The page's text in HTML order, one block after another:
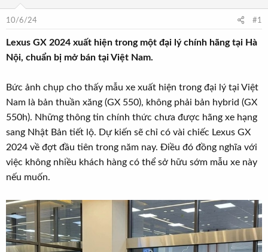
t
t
r
t
ầ
10/6/24 #1
Lexus GX 2024 xuất hiện trong một đại lý chính hãng tại Hà
Nội, chuẩn bị mở bán tại Việt Nam.
Bức ảnh chụp cho thấy mẫu xe xuất hiện trong đại lý tại Việt
Nam là bản thuần xăng (GX 550), không phải bản hybrid (GX
550h). Những thông tin chính thức chưa được hãng xe hạng
sang Nhật Bản tiết lộ. Dự kiến sẽ chỉ có vài chiếc Lexus GX
2024 về đợt đầu tiên trong năm nay. Điều đó đồng nghĩa với
việc không nhiều khách hàng có thể sở hữu sớm mẫu xe này
nếu muốn.